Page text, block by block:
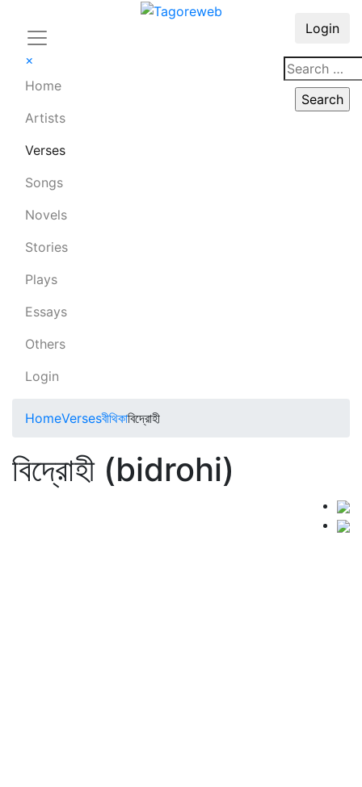
×
Home
Artists
Verses
Songs
Novels
Stories
Plays
Essays
Others
Login
Login
HomeVersesবীথিকাবিদ্রোহী
বিদ্রোহী (bidrohi)